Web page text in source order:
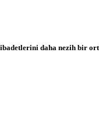
daha nezih bir